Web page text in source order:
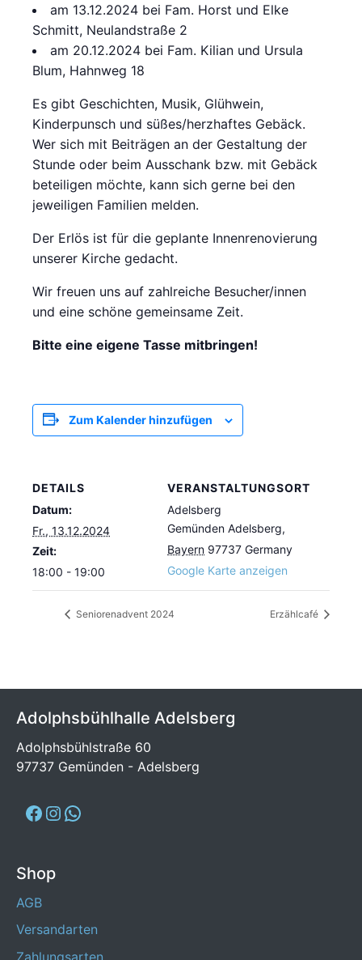
am 13.12.2024 bei Fam. Horst und Elke
Schmitt, Neulandstraße 2
am 20.12.2024 bei Fam. Kilian und Ursula
Blum, Hahnweg 18
Es gibt Geschichten, Musik, Glühwein,
Kinderpunsch und süßes/herzhaftes Gebäck.
Wer sich mit Beiträgen an der Gestaltung der
Stunde oder beim Ausschank bzw. mit Gebäck
beteiligen möchte, kann sich gerne bei den
jeweiligen Familien melden.
Der Erlös ist für die geplante Innenrenovierung
unserer Kirche gedacht.
Wir freuen uns auf zahlreiche Besucher/innen
und eine schöne gemeinsame Zeit.
Bitte eine eigene Tasse mitbringen!
Zum Kalender hinzufügen
DETAILS
Datum:
Fr., 13.12.2024
Zeit:
18:00 - 19:00
VERANSTALTUNGSORT
Adelsberg
Gemünden Adelsberg,
Bayern 97737 Germany
Google Karte anzeigen
Seniorenadvent 2024 Erzählcafé
Adolphsbühlhalle Adelsberg
Adolphsbühlstraße 60
97737 Gemünden - Adelsberg
Shop
AGB
Versandarten
Zahlungsarten